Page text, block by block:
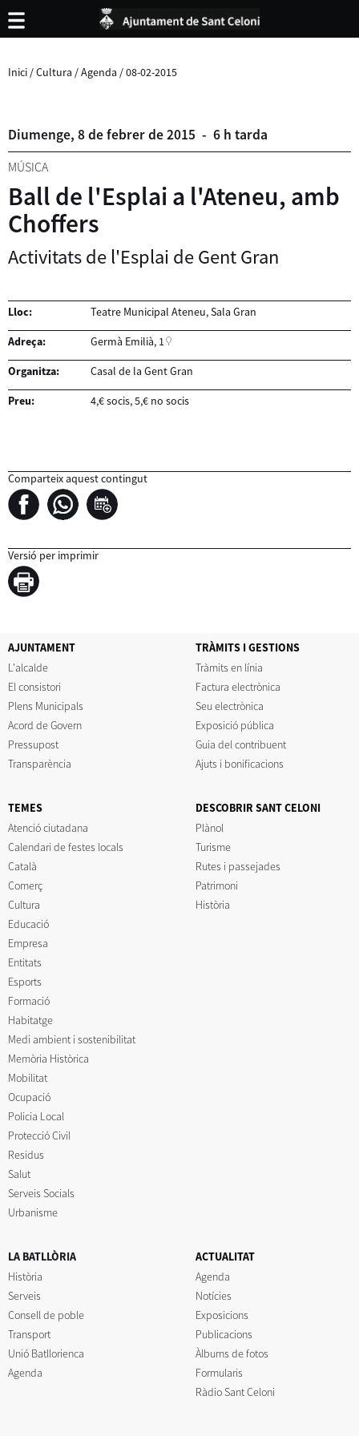
Inici /Cultura /Agenda /08-02-2015
Diumenge, 8defebrerde2015 - 6 h tarda
MÚSICA
Ball de l'Esplai a l'Ateneu, amb
Choffers
Activitats de l'Esplai de Gent Gran
Lloc: Teatre Municipal Ateneu, Sala Gran
Adreça: Germà Emilià, 1
Organitza: Casal de la Gent Gran
Preu: 4,€ socis, 5,€ no socis
Comparteix aquest contingut
Versió per imprimir
AJUNTAMENT
L'alcalde
El consistori
Plens Municipals
Acord de Govern
Pressupost
Transparència
TRÀMITS I GESTIONS
Tràmits en línia
Factura electrònica
Seu electrònica
Exposició pública
Guia del contribuent
Ajuts i bonificacions
TEMES
Atenció ciutadana
Calendari de festes locals
Català
Comerç
Cultura
Educació
Empresa
Entitats
Esports
Formació
Habitatge
Medi ambient i sostenibilitat
Memòria Històrica
Mobilitat
Ocupació
Policia Local
Protecció Civil
Residus
Salut
Serveis Socials
Urbanisme
DESCOBRIR SANT CELONI
Plànol
Turisme
Rutes i passejades
Patrimoni
Història
LA BATLLÒRIA
Història
Serveis
Consell de poble
Transport
Unió Batllorienca
Agenda
ACTUALITAT
Agenda
Notícies
Exposicions
Publicacions
Àlbums de fotos
Formularis
Ràdio Sant Celoni